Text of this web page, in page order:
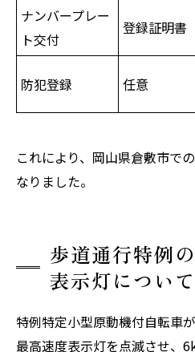
ナンバープレー
ト交付
登録証明書
防犯登録 任意
これにより、岡山県倉敷市で
なりました。
歩道通行特例
表示灯について
特例特定小型原動機付自転車
最高速度表示灯を点滅させ、